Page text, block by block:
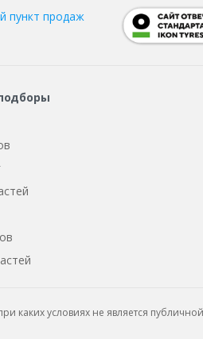
пункт продаж
каких условиях не является